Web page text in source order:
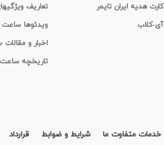
کارت هدیه ایران تایمر
آی-کلاب
تعاریف
ویدئوها
اخبار و
تاریخچه ساعت
خدمات متفاوت ما شرایط و ضوابط قرارداد